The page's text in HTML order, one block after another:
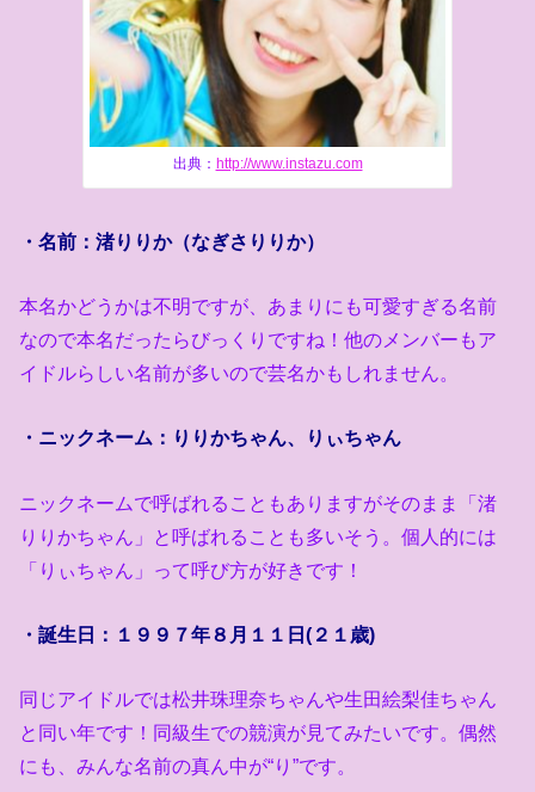
出典： http://www.instazu.com
・名前：渚りりか（なぎさりりか）
本名かどうかは不明ですが、あまりにも可愛すぎる名前
なので本名だったらびっくりですね！他のメンバーもア
イドルらしい名前が多いので芸名かもしれません。
・ニックネーム：りりかちゃん、りぃちゃん
ニックネームで呼ばれることもありますがそのまま「渚
りりかちゃん」と呼ばれることも多いそう。個人的には
「りぃちゃん」って呼び方が好きです！
・誕生日：１９９７年８月１１日(２１歳)
同じアイドルでは松井珠理奈ちゃんや生田絵梨佳ちゃん
と同い年です！同級生での競演が見てみたいです。偶然
にも、みんな名前の真ん中が“り”です。